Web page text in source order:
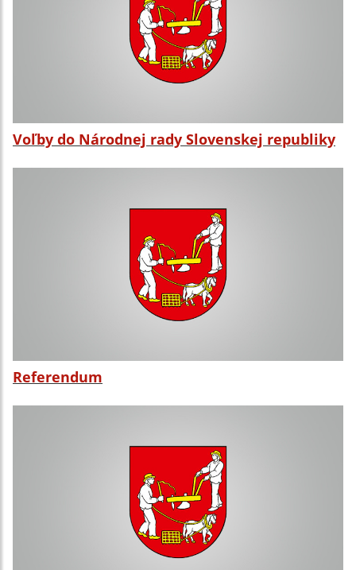
Voľby do Národnej rady Slovenskej republiky
Referendum